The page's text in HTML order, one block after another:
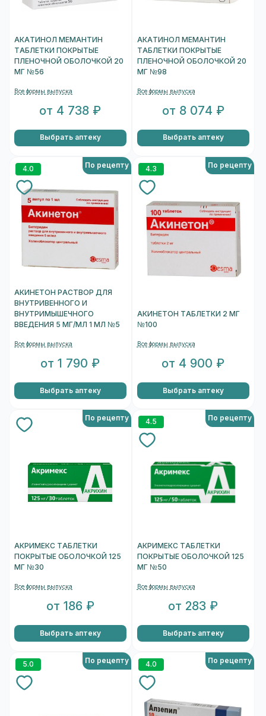
АКАТИНОЛ МЕМАНТИН
ТАБЛЕТКИ ПОКРЫТЫЕ
ПЛЕНОЧНОЙ ОБОЛОЧКОЙ 20
МГ №56
Все формы выпуска
от 4 738 ₽
Выбрать аптеку
АКАТИНОЛ МЕМАНТИН
ТАБЛЕТКИ ПОКРЫТЫЕ
ПЛЕНОЧНОЙ ОБОЛОЧКОЙ 20
МГ №98
Все формы выпуска
от 8 074 ₽
Выбрать аптеку
4.0 По рецепту
АКИНЕТОН РАСТВОР ДЛЯ
ВНУТРИВЕННОГО И
ВНУТРИМЫШЕЧНОГО
ВВЕДЕНИЯ 5 МГ/МЛ 1 МЛ №5
Все формы выпуска
от 1 790 ₽
Выбрать аптеку
4.3 По рецепту
АКИНЕТОН ТАБЛЕТКИ 2 МГ
№100
Все формы выпуска
от 4 900 ₽
Выбрать аптеку
По рецепту
АКРИМЕКС ТАБЛЕТКИ
ПОКРЫТЫЕ ОБОЛОЧКОЙ 125
МГ №30
Все формы выпуска
от 186 ₽
Выбрать аптеку
4.5 По рецепту
АКРИМЕКС ТАБЛЕТКИ
ПОКРЫТЫЕ ОБОЛОЧКОЙ 125
МГ №50
Все формы выпуска
от 283 ₽
Выбрать аптеку
5.0 По рецепту 4.0 По рецепту